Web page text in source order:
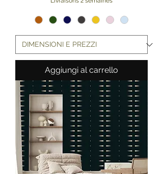
Aggiungi al carrello